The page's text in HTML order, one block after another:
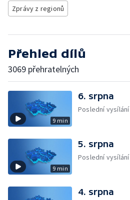
Zprávy z regionů
Přehled dílů
3069 přehratelných
9 min
6. srpna
Poslední vysílání
9 min
5. srpna
Poslední vysílání
4. srpna